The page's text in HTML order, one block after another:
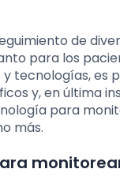
de
para los
y tecnologías,
y, en última
para
más.